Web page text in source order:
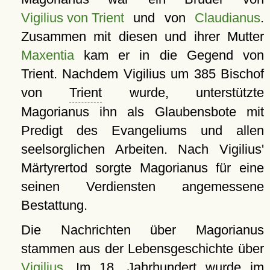
Vigilius von Trientund von Claudianus.
Zusammen mit diesen und ihrer Mutter
Maxentiakam er in die Gegend von
Trient. Nachdem Vigilius um 385 Bischof
vonTrient wurde, unterstützte
Magorianus ihn als Glaubensbote mit
Predigt des Evangeliums und allen
seelsorglichen Arbeiten. Nach Vigilius'
Märtyrertod sorgte Magorianus für eine
seinen Verdiensten angemessene
Bestattung.
Die Nachrichten über Magorianus
stammen aus der Lebensgeschichte über